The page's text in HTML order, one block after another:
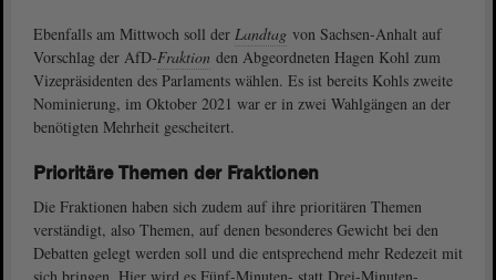
Ebenfalls am Mittwoch soll der Landtag von Sachsen-Anhalt auf
Vorschlag der AfD-Fraktion den Abgeordneten Hagen Kohl zum
Vizepräsidenten des Parlaments wählen. Es ist bereits Kohls zweite
Nominierung, im Oktober 2021 war er in zwei Wahlgängen an der
benötigten Mehrheit gescheitert.
Prioritäre Themen der Fraktionen
Die Fraktionen haben sich zudem auf ihre prioritären Themen
verständigt, also Themen, auf denen besonderes Gewicht bei den
Debatten gelegt werden soll und die entsprechend mehr Redezeit mit